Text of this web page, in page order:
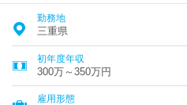
勤務地
三重県
初年度年収
300万～350万円
雇用形態